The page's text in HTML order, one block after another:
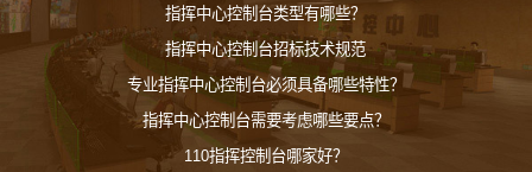
指挥中心控制台类型有哪些？
指挥中心控制台招标技术规范
专业指挥中心控制台必须具备哪些特性？
指挥中心控制台需要考虑哪些要点？
110指挥控制台哪家好？